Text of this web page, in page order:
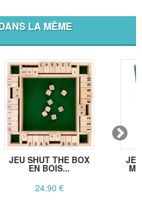
LA MÊME
JEU SHUT THE BOX
EN BOIS...
24,90 €